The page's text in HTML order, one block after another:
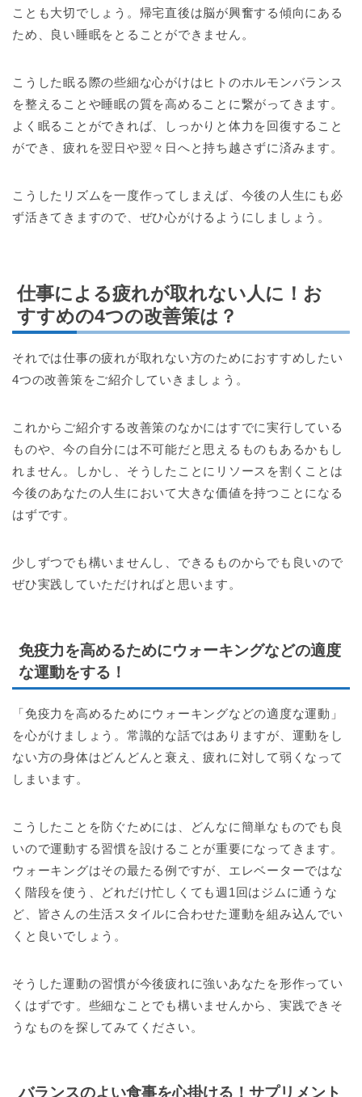
ことも大切でしょう。帰宅直後は脳が興奮する傾向にある
ため、良い睡眠をとることができません。
こうした眠る際の些細な心がけはヒトのホルモンバランス
を整えることや睡眠の質を高めることに繋がってきます。
よく眠ることができれば、しっかりと体力を回復すること
ができ、疲れを翌日や翌々日へと持ち越さずに済みます。
こうしたリズムを一度作ってしまえば、今後の人生にも必
ず活きてきますので、ぜひ心がけるようにしましょう。
仕事による疲れが取れない人に！お
すすめの4つの改善策は？
それでは仕事の疲れが取れない方のためにおすすめしたい
4つの改善策をご紹介していきましょう。
これからご紹介する改善策のなかにはすでに実行している
ものや、今の自分には不可能だと思えるものもあるかもし
れません。しかし、そうしたことにリソースを割くことは
今後のあなたの人生において大きな価値を持つことになる
はずです。
少しずつでも構いませんし、できるものからでも良いので
ぜひ実践していただければと思います。
免疫力を高めるためにウォーキングなどの適度
な運動をする！
「免疫力を高めるためにウォーキングなどの適度な運動」
を心がけましょう。常識的な話ではありますが、運動をし
ない方の身体はどんどんと衰え、疲れに対して弱くなって
しまいます。
こうしたことを防ぐためには、どんなに簡単なものでも良
いので運動する習慣を設けることが重要になってきます。
ウォーキングはその最たる例ですが、エレベーターではな
く階段を使う、どれだけ忙しくても週1回はジムに通うな
ど、皆さんの生活スタイルに合わせた運動を組み込んでい
くと良いでしょう。
そうした運動の習慣が今後疲れに強いあなたを形作ってい
くはずです。些細なことでも構いませんから、実践できそ
うなものを探してみてください。
バランスのよい食事を心掛ける！サプリメント